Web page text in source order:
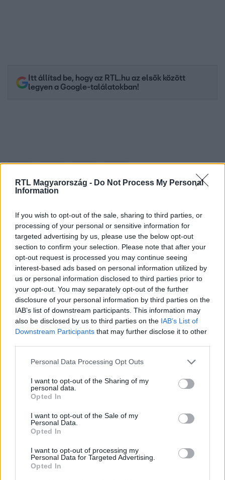
RTL Magyarország - Do Not Process My Personal
Information
If you wish to opt-out of the sale, sharing to third parties, or
processing of your personal or sensitive information for
targeted advertising by us, please use the below opt-out
section to confirm your selection. Please note that after your
opt-out request is processed you may continue seeing
interest-based ads based on personal information utilized by
us or personal information disclosed to third parties prior to
your opt-out. You may separately opt-out of the further
disclosure of your personal information by third parties on the
IAB’s list of downstream participants. This information may
also be disclosed by us to third parties on the IAB’s List of
Downstream Participants that may further disclose it to other
Please note that this website/app uses one or more Google
not limited to your visit or usage behaviour. You may click to
grant or deny consent to Google and its third-party tags to
use your data for below specified purposes in below Google
consent section.
Personal Data Processing Opt Outs
I want to opt-out of the Sharing of my
personal data.
Opted In
I want to opt-out of the Sale of my
Personal Data.
Opted In
I want to opt-out of processing my
Personal Data for Targeted Advertising.
Opted In
Itt állítsd be, hogy az RTL.hu az elsők között
legyen a Google-találatokban!
Kövess minket, és értesülj a friss hírekről a
Facebookon is!
Követem
ADÁSRÉSZLETEK
PSZICHOLÓGIA #KAMASZOK #PUBERTÁS
TELEFONHASZNÁLAT OKOSTELEFON
Népszerű